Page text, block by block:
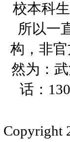
校本科
所以一
构，非
然为：
话：
Copyright